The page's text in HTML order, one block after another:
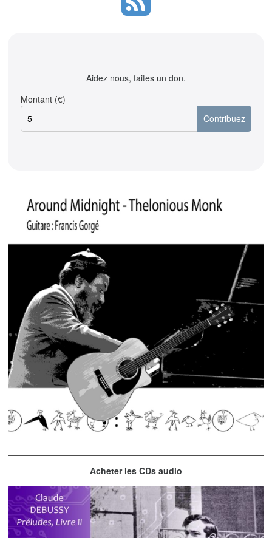
Aidez nous, faites un don.
Montant (€)
Thelonious MonkAcheter les CDs audio